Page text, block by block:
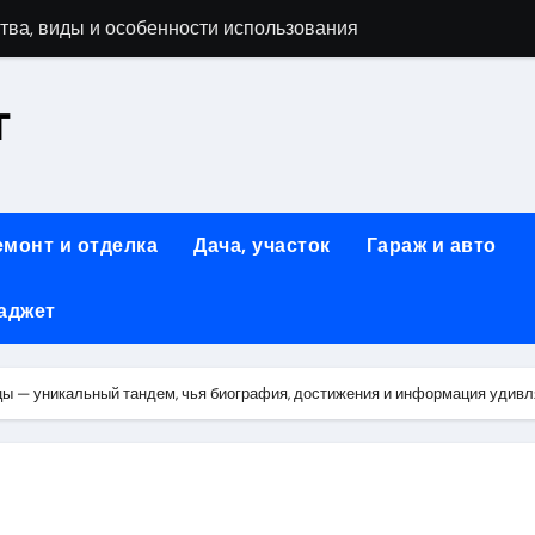
виды и особенности использования
помощник при ремонтных работах
к Успешному Реализации Ваших Идей
и практичность
Дома: Экологичность и Практичность
и отделка Дача, участок Гараж и авто
— уникальный тандем, чья биография, достижения и информация